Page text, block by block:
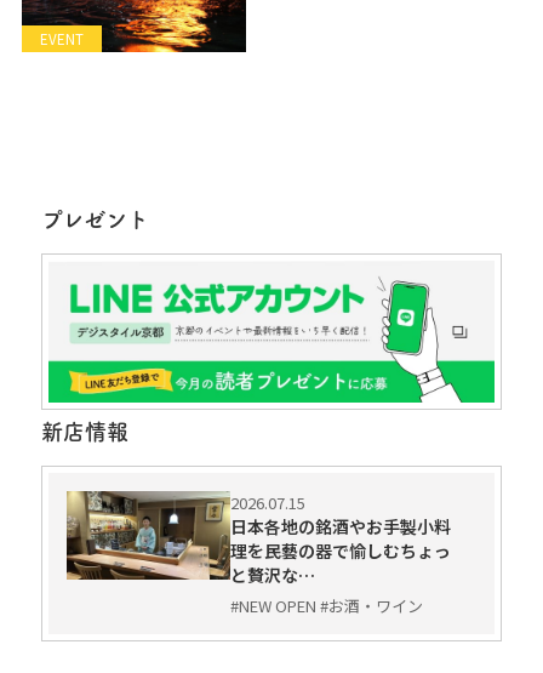
EVENT
プレゼント
新店情報
2026.07.15
日本各地の銘酒やお手製小料
理を民藝の器で愉しむちょっ
と贅沢な…
#NEW OPEN #お酒・ワイン